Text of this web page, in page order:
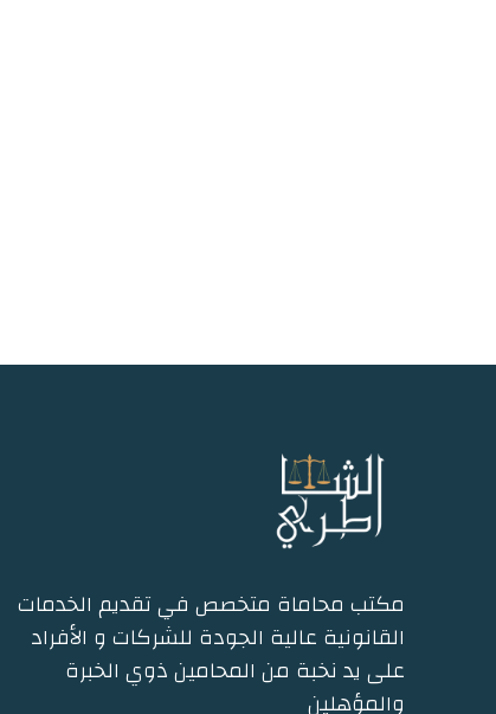
مكتب محاماة متخصص في تقديم الخدمات
القانونية عالية الجودة للشركات و الأفراد
على يد نخبة من المحامين ذوي الخبرة
والمؤهلين